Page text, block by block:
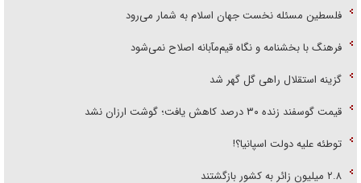
فلسطین مسئله نخست جهان اسلام به شمار می‌رود
فرهنگ با بخشنامه و نگاه قیم‌مآبانه اصلاح نمی‌شود
گزینه استقلال راهی گل گهر شد
قیمت گوسفند زنده ۳۰ درصد کاهش یافت؛ گوشت ارزان نشد
توطئه علیه دولت اسپانیا؟!
۲.۸ میلیون زائر به کشور بازگشتند